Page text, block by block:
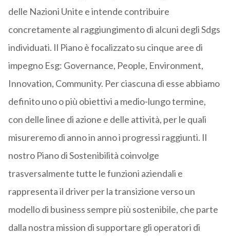
delle Nazioni Unite e intende contribuire
concretamente al raggiungimento di alcuni degli Sdgs
individuati. Il Piano è focalizzato su cinque aree di
impegno Esg: Governance, People, Environment,
Innovation, Community. Per ciascuna di esse abbiamo
definito uno o più obiettivi a medio-lungo termine,
con delle linee di azione e delle attività, per le quali
misureremo di anno in anno i progressi raggiunti. Il
nostro Piano di Sostenibilità coinvolge
trasversalmente tutte le funzioni aziendali e
rappresenta il driver per la transizione verso un
modello di business sempre più sostenibile, che parte
dalla nostra mission di supportare gli operatori di